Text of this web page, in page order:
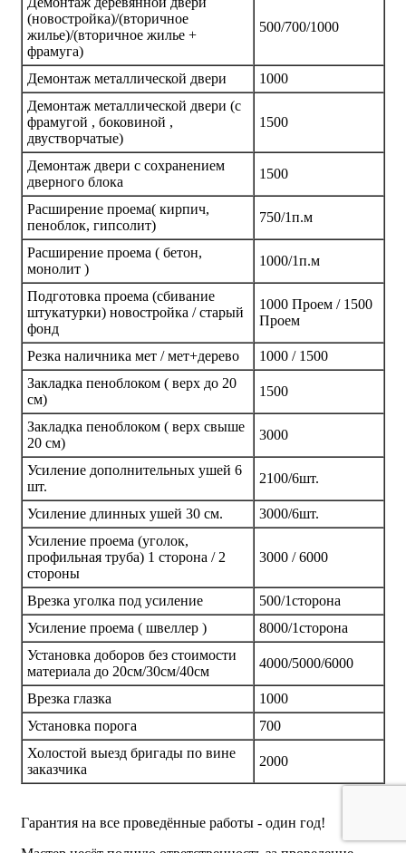
(новостройка)/(вторичное
жилье)/(вторичное жилье +
фрамуга)
500/700/1000
Демонтаж металлической двери
1000
Демонтаж металлической двери (с
фрамугой , боковиной ,
двустворчатые)
1500
Демонтаж двери с сохранением
дверного блока
1500
Расширение проема( кирпич,
пеноблок, гипсолит)
750/1п.м
Расширение проема ( бетон,
монолит )
1000/1п.м
Подготовка проема (сбивание
штукатурки) новостройка / старый
фонд
1000 Проем / 1500
Проем
Резка наличника мет / мет+дерево
1000 / 1500
Закладка пеноблоком ( верх до 20
см)
1500
Закладка пеноблоком ( верх свыше
20 см)
3000
Усиление дополнительных ушей 6
шт.
2100/6шт.
Усиление длинных ушей 30 см.
3000/6шт.
Усиление проема (уголок,
профильная труба) 1 сторона / 2
стороны
3000 / 6000
Врезка уголка под усиление
500/1сторона
Усиление проема ( швеллер )
8000/1сторона
Установка доборов без стоимости
материала до 20см/30см/40см
4000/5000/6000
Врезка глазка
1000
Установка порога
700
Холостой выезд бригады по вине
заказчика
2000
Гарантия на все проведённые работы - один год!